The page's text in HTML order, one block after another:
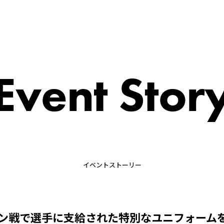
イベントストーリー
戦で選手に支給された特別なユニフォーム